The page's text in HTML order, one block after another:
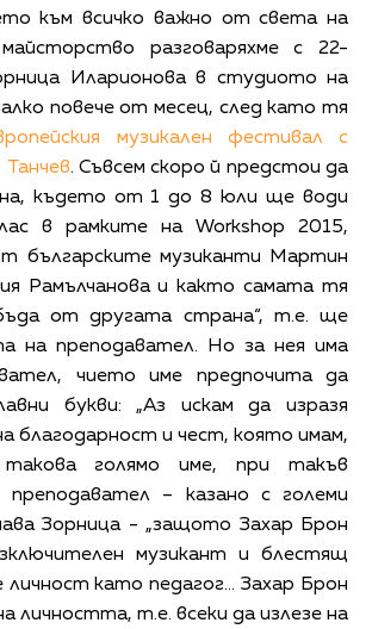
към всичко важно от света на
разговаряхме с 22-
Иларионова в студиото на
повече от месец, след като тя
музикален фестивал с
. Съвсем скоро й предстои да
където от 1 до 8 юли ще води
в рамките на Workshop 2015,
българските музиканти Мартин
Рамълчанова и както самата тя
от другата страна“, т.е. ще
на преподавател. Но за нея има
чието име предпочита да
букви: „Аз искам да изразя
благодарност и чест, която имам,
голямо име, при такъв
– казано с големи
Зорница - „защото Захар Брон
музикант и блестящ
личност като педагог… Захар Брон
личността, т.е. всеки да излезе на